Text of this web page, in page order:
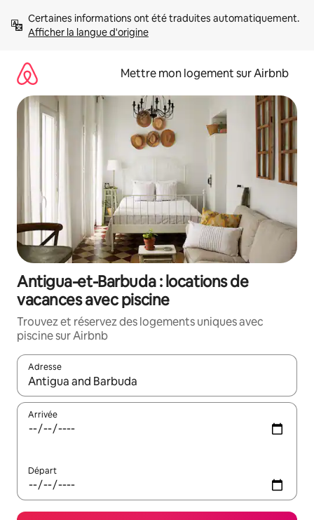
directement
Afficher la langue d'origine
Mettre mon logement sur Airbnb
Antigua-et-Barbuda : locations de
vacances avec piscine
Trouvez et réservez des logements uniques avec
piscine sur Airbnb
Adresse
Lorsque les résultats s'affichent, utilisez les flèches vers le
Arrivée
Départ